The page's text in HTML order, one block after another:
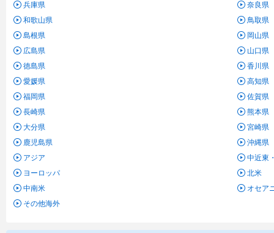
兵庫県
和歌山県
島根県
広島県
徳島県
愛媛県
福岡県
長崎県
大分県
鹿児島県
アジア
ヨーロッパ
中南米
その他海外
奈良県
鳥取県
岡山県
山口県
香川県
高知県
佐賀県
熊本県
宮崎県
沖縄県
中近東
北米
オセア